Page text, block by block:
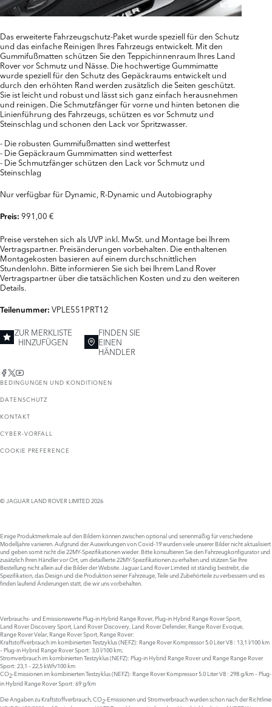
Das erweiterte Fahrzeugschutz-Paket wurde speziell für den Schutz
und das einfache Reinigen Ihres Fahrzeugs entwickelt. Mit den
Gummifußmatten schützen Sie den Teppichinnenraum Ihres Land
Rover vor Schmutz und Nässe. Die hochwertige Gummimatte
wurde speziell für den Schutz des Gepäckraums entwickelt und
durch den erhöhten Rand werden zusätzlich die Seiten geschützt.
Sie ist leicht und robust und lässt sich ganz einfach herausnehmen
und reinigen. Die Schmutzfänger für vorne und hinten betonen die
Linienführung des Fahrzeugs, schützen es vor Schmutz und
Steinschlag und schonen den Lack vor Spritzwasser.
- Die robusten Gummifußmatten sind wetterfest
- Die Gepäckraum Gummimatten sind wetterfest
- Die Schmutzfänger schützen den Lack vor Schmutz und
Steinschlag
Nur verfügbar für Dynamic, R-Dynamic und Autobiography
Preis: 991,00 €
Preise verstehen sich als UVP inkl. MwSt. und Montage bei Ihrem
Vertragspartner. Preisänderungen vorbehalten. Die enthaltenen
Montagekosten basieren auf einem durchschnittlichen
Stundenlohn. Bitte informieren Sie sich bei Ihrem Land Rover
Vertragspartner über die tatsächlichen Kosten und zu den weiteren
Details.
Teilenummer: VPLE551PRT12
ZUR MERKLISTE
HINZUFÜGEN
FINDEN SIE
EINEN
HÄNDLER
BEDINGUNGEN UND KONDITIONEN
DATENSCHUTZ
KONTAKT
CYBER-VORFALL
COOKIE PREFERENCE
© JAGUAR LAND ROVER LIMITED 2026
Einige Produktmerkmale auf den Bildern können zwischen optional und serienmäßig für verschiedene
Modelljahre variieren. Aufgrund der Auswirkungen von Covid-19 wurden viele unserer Bilder nicht aktualisiert
und geben somit nicht die 22MY-Spezifikationen wieder. Bitte konsultieren Sie den Fahrzeugkonfigurator und
zusätzlich Ihren Händler vor Ort, um detaillierte 22MY-Spezifikationen zu erhalten und stützen Sie Ihre
Bestellung nicht allein auf die Bilder der Website. Jaguar Land Rover Limited ist ständig bestrebt, die
Spezifikation, das Design und die Produktion seiner Fahrzeuge, Teile und Zubehörteile zu verbessern und es
finden laufend Änderungen statt, die wir uns vorbehalten.
Verbrauchs- und Emissionswerte Plug‑in Hybrid Range Rover, Plug‑in Hybrid Range Rover Sport,
Land Rover Discovery Sport, Land Rover Discovery, Land Rover Defender, Range Rover Evoque,
Range Rover Velar, Range Rover Sport, Range Rover:
Kraftstoffverbrauch im kombinierten Testzyklus (NEFZ): Range Rover Kompressor 5.0 Liter V8 : 13,1 l/100 km
– Plug-in Hybrid Range Rover Sport: 3,0 l/100 km;
Stromverbrauch im kombinierten Testzyklus (NEFZ): Plug-in Hybrid Range Rover und Range Range Rover
Sport: 23,1 – 22,5 kWh/100 km
CO2-Emissionen im kombinierten Testzyklus (NEFZ): Range Rover Kompressor 5.0 Liter V8 : 298 g/km – Plug-
in Hybrid Range Rover Sport: 69 g/km
Die Angaben zu Kraftstoffverbrauch, CO2-Emissionen und Stromverbrauch wurden schon nach der Richtlinie